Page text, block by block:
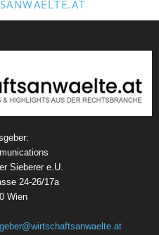
Sieberer e.U.
24-26/17a
Wien